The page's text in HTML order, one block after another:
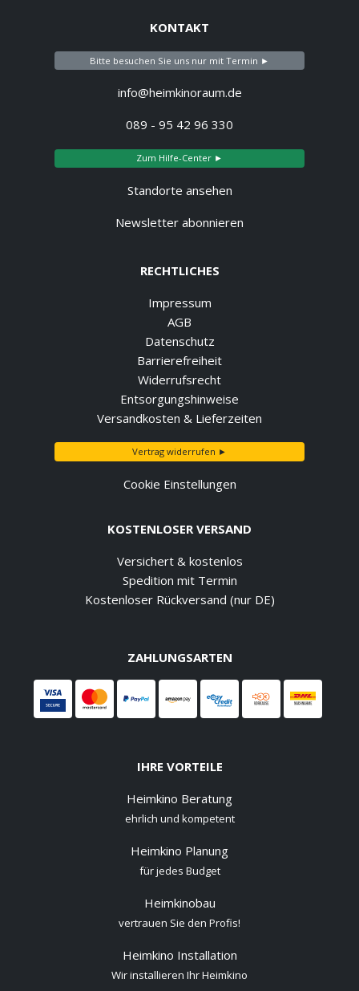
KONTAKT
Bitte besuchen Sie uns nur mit Termin ►
info@heimkinoraum.de
089 - 95 42 96 330
Zum Hilfe-Center ►
Standorte ansehen
Newsletter abonnieren
RECHTLICHES
Impressum
AGB
Datenschutz
Barrierefreiheit
Widerrufsrecht
Entsorgungshinweise
Versandkosten & Lieferzeiten
Vertrag widerrufen ►
Cookie Einstellungen
KOSTENLOSER VERSAND
Versichert & kostenlos
Spedition mit Termin
Kostenloser Rückversand (nur DE)
ZAHLUNGSARTEN
IHRE VORTEILE
Heimkino Beratung
ehrlich und kompetent
Heimkino Planung
für jedes Budget
Heimkinobau
vertrauen Sie den Profis!
Heimkino Installation
Wir installieren Ihr Heimkino